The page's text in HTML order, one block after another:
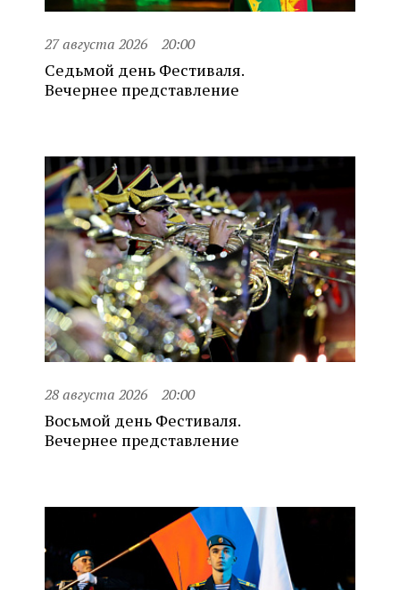
27 августа 2026 20:00
Седьмой день Фестиваля.
Вечернее представление
28 августа 2026 20:00
Восьмой день Фестиваля.
Вечернее представление